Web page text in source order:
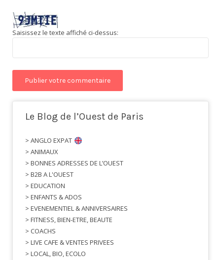
Saisissez le texte affiché ci-dessus:
Le Blog de l’Ouest de Paris
> ANGLO EXPAT
> ANIMAUX
> BONNES ADRESSES DE L’OUEST
> B2B A L'OUEST
> EDUCATION
> ENFANTS & ADOS
> EVENEMENTIEL & ANNIVERSAIRES
> FITNESS, BIEN-ETRE, BEAUTE
> COACHS
> LIVE CAFE & VENTES PRIVEES
> LOCAL, BIO, ECOLO